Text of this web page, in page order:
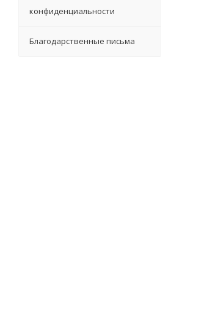
конфиденциальности
Благодарственные письма